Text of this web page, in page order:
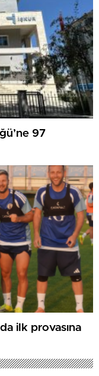
97
ilk provasına